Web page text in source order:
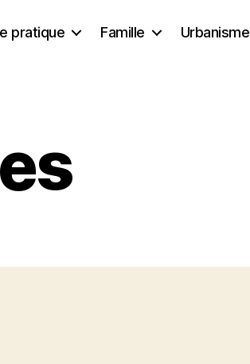
pratique Famille Urbanisme